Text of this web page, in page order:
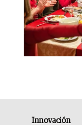
Innovación